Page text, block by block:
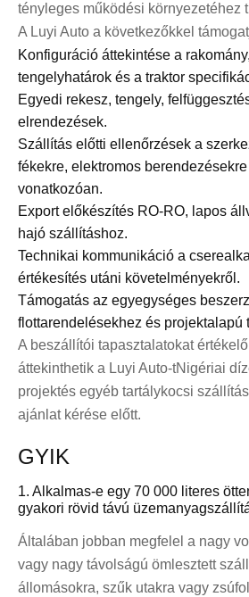
tényleges működési környezetéhez
A Luyi Auto a következőkkel
Konfiguráció áttekintése a
tengelyhatárok és a traktor
Egyedi rekesz, tengely,
elrendezések.
Szállítás előtti ellenőrzések a
fékekre, elektromos
vonatkozóan.
Export előkészítés RO-RO, lapos
hajó szállításhoz.
Technikai kommunikáció a
értékesítés utáni követelményekről.
Támogatás az egyegységes
flottarendelésekhez és projektalapú
A beszállítói tapasztalatokat
áttekinthetik a Luyi Auto-tNigériai
projektés egyéb tartálykocsi
ajánlat kérése előtt.
GYIK
1. Alkalmas-e egy 70 000 literes
gyakori rövid távú
Általában jobban megfelel a nagy
vagy nagy távolságú ömlesztett
állomásokra, szűk utakra vagy